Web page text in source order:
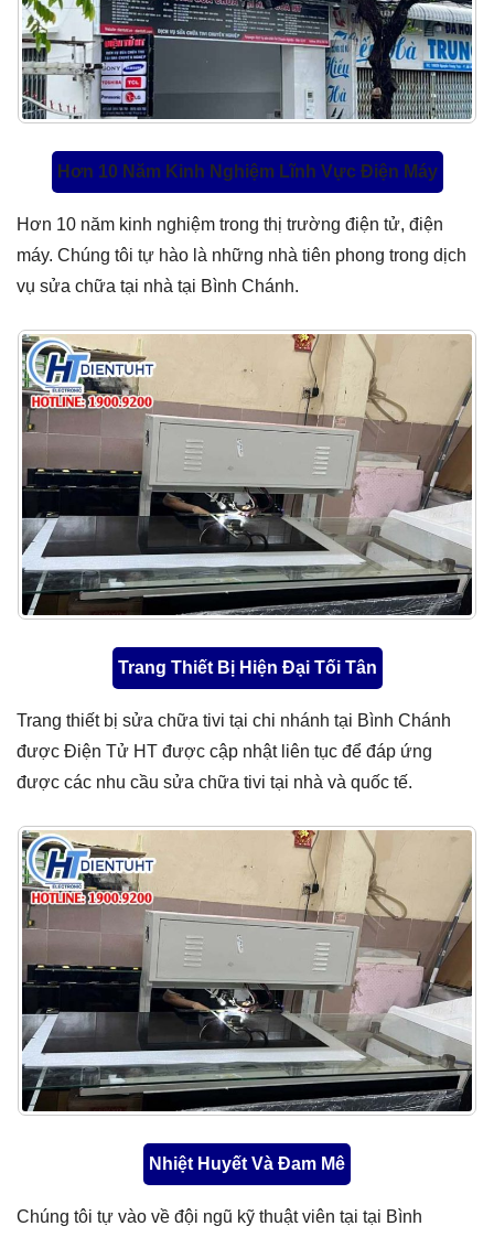
Hơn 10 Năm Kinh Nghiệm Lĩnh Vực Điện Máy
Hơn 10 năm kinh nghiệm trong thị trường điện tử, điện
máy. Chúng tôi tự hào là những nhà tiên phong trong dịch
vụ sửa chữa tại nhà tại Bình Chánh.
Trang Thiết Bị Hiện Đại Tối Tân
Trang thiết bị sửa chữa tivi tại chi nhánh tại Bình Chánh
được Điện Tử HT được cập nhật liên tục để đáp ứng
được các nhu cầu sửa chữa tivi tại nhà và quốc tế.
Nhiệt Huyết Và Đam Mê
Chúng tôi tự vào về đội ngũ kỹ thuật viên tại tại Bình